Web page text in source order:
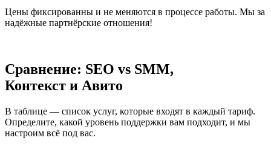
Цены фиксированны и не меняются в процессе работы. Мы за
надёжные партнёрские отношения!
Сравнение: SEO vs SMM,
Контекст и Авито
В таблице — список услуг, которые входят в каждый тариф.
Определите, какой уровень поддержки вам подходит, и мы
настроим всё под вас.